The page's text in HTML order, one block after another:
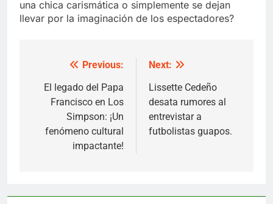
una chica carismática o simplemente se dejan
llevar por la imaginación de los espectadores?
navigation
Previous:
El legado del Papa
Francisco en Los
Simpson: ¡Un
fenómeno cultural
impactante!
Next:
Lissette Cedeño
desata rumores al
entrevistar a
futbolistas guapos.